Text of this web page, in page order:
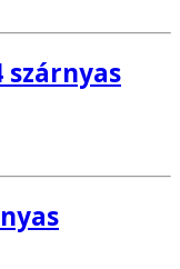
szárnyas